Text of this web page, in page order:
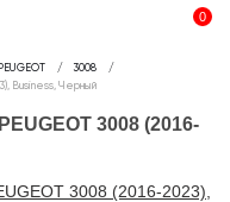
0
3008
Business, Черный
3008 (2016-